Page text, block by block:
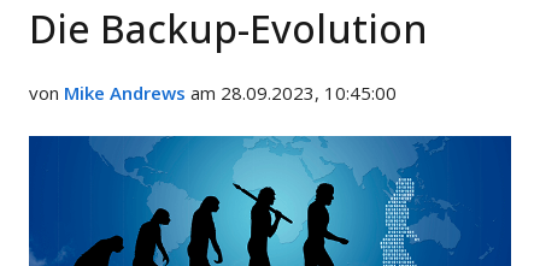
Die Backup-Evolution
von Mike Andrews am 28.09.2023, 10:45:00